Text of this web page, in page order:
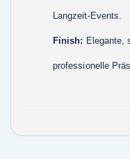
Langzeit-Events.
Finish: Elegante,
professionelle